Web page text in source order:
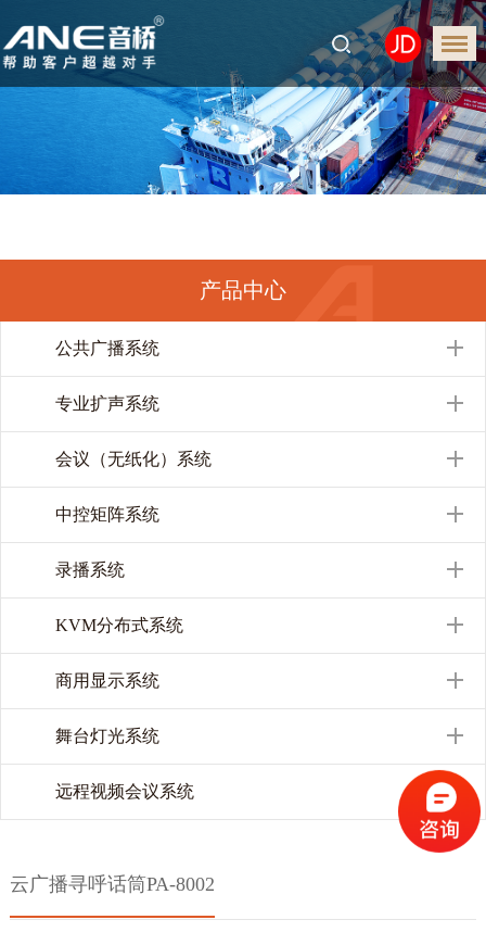
产品中心
公共广播系统
专业扩声系统
会议（无纸化）系统
中控矩阵系统
录播系统
KVM分布式系统
商用显示系统
舞台灯光系统
远程视频会议系统
云广播寻呼话筒PA-8002